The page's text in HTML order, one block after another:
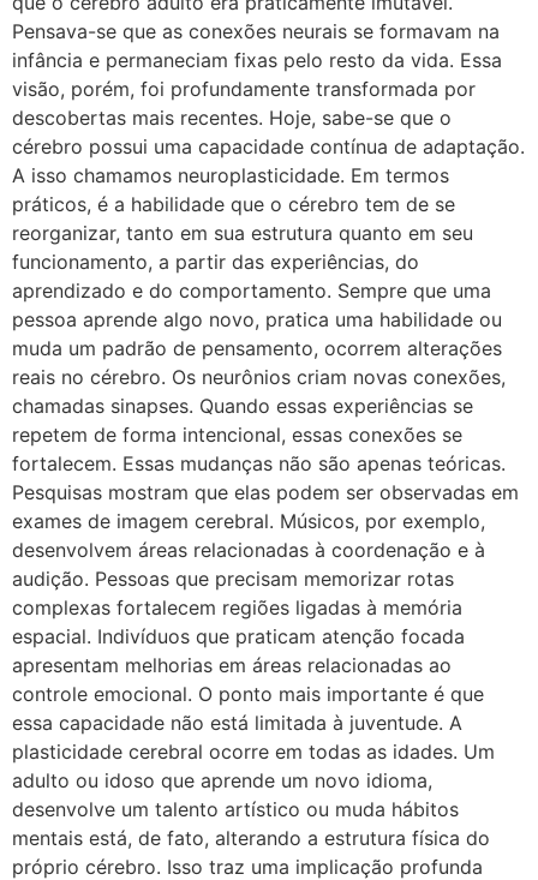
Pensava-se que as conexões neurais se formavam na
infância e permaneciam fixas pelo resto da vida. Essa
visão, porém, foi profundamente transformada por
descobertas mais recentes. Hoje, sabe-se que o
cérebro possui uma capacidade contínua de adaptação.
A isso chamamos neuroplasticidade. Em termos
práticos, é a habilidade que o cérebro tem de se
reorganizar, tanto em sua estrutura quanto em seu
funcionamento, a partir das experiências, do
aprendizado e do comportamento. Sempre que uma
pessoa aprende algo novo, pratica uma habilidade ou
muda um padrão de pensamento, ocorrem alterações
reais no cérebro. Os neurônios criam novas conexões,
chamadas sinapses. Quando essas experiências se
repetem de forma intencional, essas conexões se
fortalecem. Essas mudanças não são apenas teóricas.
Pesquisas mostram que elas podem ser observadas em
exames de imagem cerebral. Músicos, por exemplo,
desenvolvem áreas relacionadas à coordenação e à
audição. Pessoas que precisam memorizar rotas
complexas fortalecem regiões ligadas à memória
espacial. Indivíduos que praticam atenção focada
apresentam melhorias em áreas relacionadas ao
controle emocional. O ponto mais importante é que
essa capacidade não está limitada à juventude. A
plasticidade cerebral ocorre em todas as idades. Um
adulto ou idoso que aprende um novo idioma,
desenvolve um talento artístico ou muda hábitos
mentais está, de fato, alterando a estrutura física do
próprio cérebro. Isso traz uma implicação profunda